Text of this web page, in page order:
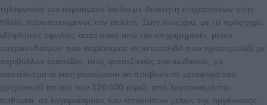
τηλεφωνικά τον περασμένο Ιούλιο με ιδιοκτήτη επιχειρήσεων στην
Ηλεία, προσποιούμενος τον πελάτη. Στην συνέχεια, με το πρόσχημα
εξόφλησης οφειλής, απέσπασε από τον επιχειρηματία, μέσω
υπερσυνδέσμου που παρέπεμπε σε ιστοσελίδα που προσομοίαζε με
περιβάλλον τράπεζας, τους τραπεζικούς του κωδικούς, με
αποτέλεσμα οι κατηγορούμενοι να προβούν σε μεταφορά του
χρηματικού ποσού των 126.000 ευρώ, από λογαριασμό του
παθόντα, σε λογαριασμούς των υπολοίπων μελών της οργάνωσης.